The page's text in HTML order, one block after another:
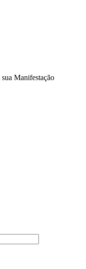
Manifestação